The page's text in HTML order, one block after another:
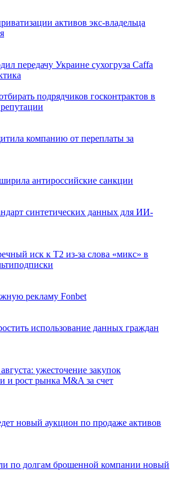
активов экс-владельца
передачу Украине сухогруза Caffa
подрядчиков госконтрактов в
компанию от переплаты за
антироссийские санкции
синтетических данных для ИИ-
иск к Т2 из-за слова «микс» в
рекламу Fonbet
использование данных граждан
ужесточение закупок
и рост рынка M&A за счет
новый аукцион по продаже активов
по долгам брошенной компании новый